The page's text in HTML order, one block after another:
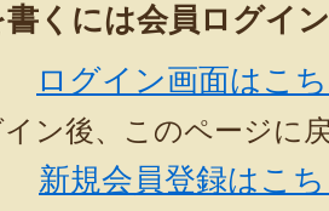
書くには会員ログイ
ログイン画面はこ
イン後、このページに
新規会員登録はこ